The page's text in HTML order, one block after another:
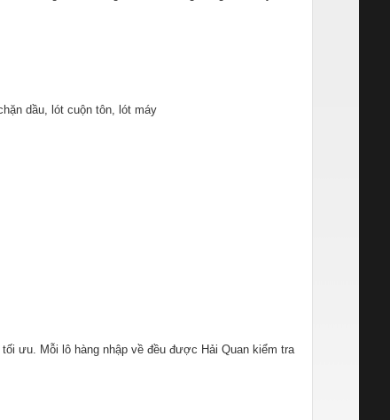
dầu, lót cuộn tôn, lót máy
ưu. Mỗi lô hàng nhập về đều được Hải Quan kiểm tra